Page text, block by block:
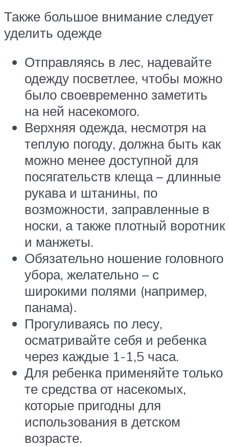
Также большое внимание следует
уделить одежде
Отправляясь в лес, надевайте
одежду посветлее, чтобы можно
было своевременно заметить
на ней насекомого.
Верхняя одежда, несмотря на
теплую погоду, должна быть как
можно менее доступной для
посягательств клеща – длинные
рукава и штанины, по
возможности, заправленные в
носки, а также плотный воротник
и манжеты.
Обязательно ношение головного
убора, желательно – с
широкими полями (например,
панама).
Прогуливаясь по лесу,
осматривайте себя и ребенка
через каждые 1-1,5 часа.
Для ребенка применяйте только
те средства от насекомых,
которые пригодны для
использования в детском
возрасте.